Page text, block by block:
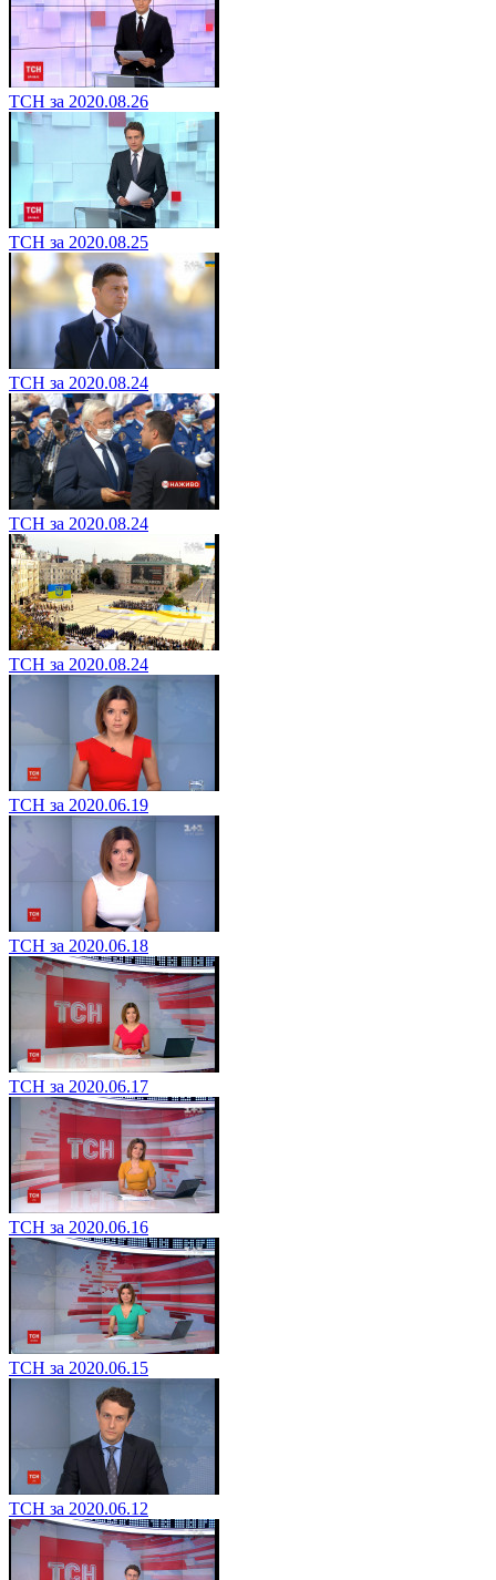
ТСН за 2020.08.26
ТСН за 2020.08.25
ТСН за 2020.08.24
ТСН за 2020.08.24
ТСН за 2020.08.24
ТСН за 2020.06.19
ТСН за 2020.06.18
ТСН за 2020.06.17
ТСН за 2020.06.16
ТСН за 2020.06.15
ТСН за 2020.06.12